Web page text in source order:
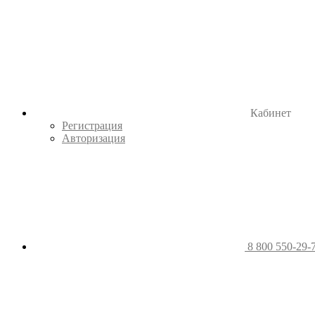
Кабинет
Регистрация
Авторизация
8 800 550-29-